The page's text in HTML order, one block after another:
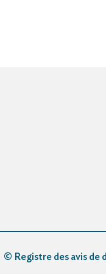
© Registre des avis de